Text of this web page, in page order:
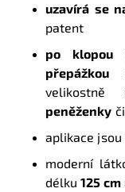
uzavírá se
patent
po klopou
velikostně
peněženky
aplikace jsou
moderní
délku125 cm